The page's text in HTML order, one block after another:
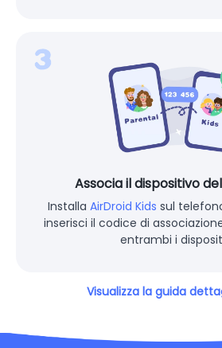
Associa il dispositivo
Installa AirDroid Kids sul
inserisci il codice di
entrambi i
Visualizza la guida